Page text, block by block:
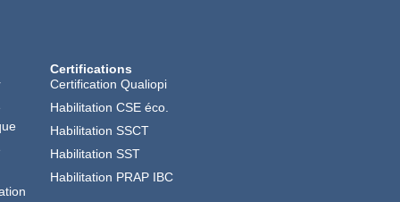
Certifications
Certification Qualiopi
Habilitation CSE éco.
Habilitation SSCT
Habilitation SST
Habilitation PRAP IBC